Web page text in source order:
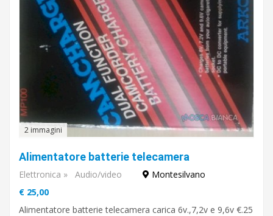
2 immagini
Alimentatore batterie telecamera
Elettronica » Audio/video
Montesilvano
€ 25,00
Alimentatore batterie telecamera carica 6v.,7,2v e 9,6v €.25